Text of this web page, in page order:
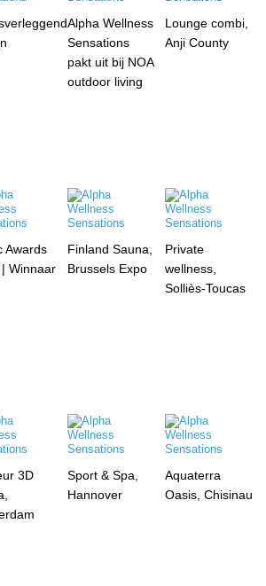
Alpha Wellness
Sensations
pakt uit bij NOA
outdoor living
Lounge combi,
Anji County
Awards
Winnaar
Finland Sauna,
Brussels Expo
Private
wellness,
Solliès-Toucas
3D
Sport & Spa,
Hannover
Aquaterra
Oasis, Chisinau